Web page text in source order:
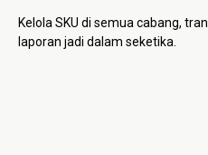
Kelola SKU di semua cabang,
laporan jadi dalam seketika.